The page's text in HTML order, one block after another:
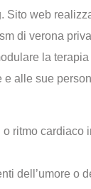
Sito web
di verona
la
alle sue
ritmo cardiaco
dell’umore o